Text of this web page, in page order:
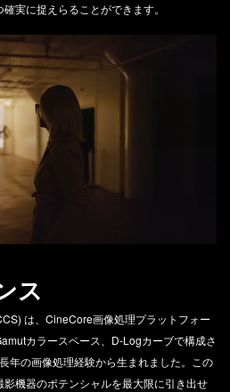
実に捉えらることができます。
ス
は、CineCore画像処理プラットフォー
カラースペース、D-Logカーブで構成さ
年の画像処理経験から生まれました。この
機器のポテンシャルを最大限に引き出せ